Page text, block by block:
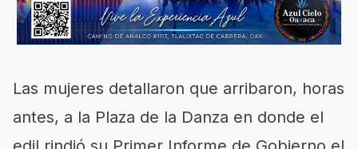
Las mujeres detallaron que arribaron, horas
antes, a la Plaza de la Danza en donde el